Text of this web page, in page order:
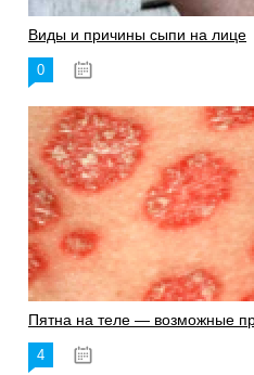
Виды и причины сыпи на лице
0
Пятна на теле — возможные
4